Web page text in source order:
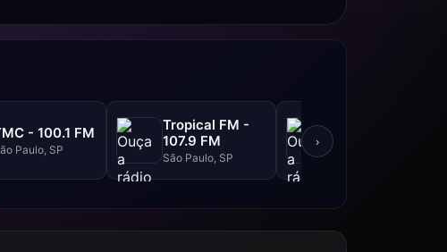
- 100.1 FM
Paulo, SP
Tropical FM -
107.9 FM
São Paulo, SP
FM
São Paulo, SP
›